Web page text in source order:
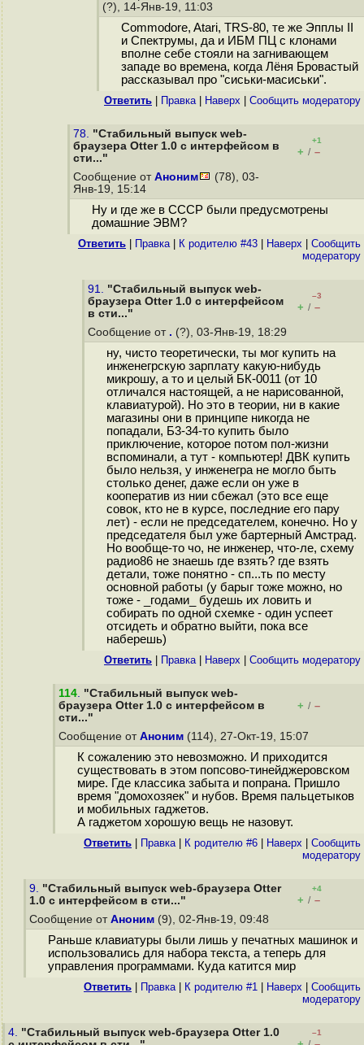
(?), 14-Янв-19, 11:03
Commodore, Atari, TRS-80, те же Эпплы II
и Спектрумы, да и ИБМ ПЦ с клонами
вполне себе стояли на загнивающем
западе во времена, когда Лёня Бровастый
рассказывал про "сиськи-масиськи".
Ответить Правка| Наверх Cообщить модератору
78. "Стабильный выпуск web-
браузера Otter 1.0 с интерфейсом в
сти..."
+1
+ / –
Сообщение от Аноним
(78), 03-
Янв-19, 15:14
Ну и где же в СССР были предусмотрены
домашние ЭВМ?
Ответить Правка| К родителю #43 Наверх
Cообщить
модератору
91. "Стабильный выпуск web-
браузера Otter 1.0 с интерфейсом
в сти..."
–3
+ / –
Сообщение от . (?), 03-Янв-19, 18:29
ну, чисто теоретически, ты мог купить на
инженегрскую зарплату какую-нибудь
микрошу, а то и целый БК-0011 (от 10
отличался настоящей, а не нарисованной,
клавиатурой). Но это в теории, ни в какие
магазины они в принципе никогда не
попадали, Б3-34-то купить было
приключение, которое потом пол-жизни
вспоминали, а тут - компьютер! ДВК купить
было нельзя, у инженегра не могло быть
столько денег, даже если он уже в
кооператив из нии сбежал (это все еще
совок, кто не в курсе, последние его пару
лет) - если не председателем, конечно. Но у
председателя был уже бартерный Амстрад.
Но вообще-то чо, не инженер, что-ле, схему
радио86 не знаешь где взять? где взять
детали, тоже понятно - сп...ть по месту
основной работы (у барыг тоже можно, но
тоже - _годами_ будешь их ловить и
собирать по одной схемке - один успеет
отсидеть и обратно выйти, пока все
наберешь)
Ответить Правка| Наверх Cообщить модератору
114. "Стабильный выпуск web-
браузера Otter 1.0 с интерфейсом в
сти..."
+ / –
Сообщение от Аноним (114), 27-Окт-19, 15:07
К сожалению это невозможно. И приходится
существовать в этом попсово-тинейджеровском
мире. Где классика забыта и попрана. Пришло
время "домохозяек" и нубов. Время пальцетыков
и мобильных гаджетов.
А гаджетом хорошую вещь не назовут.
Ответить Правка| К родителю #6 Наверх
Cообщить
модератору
9. "Стабильный выпуск web-браузера Otter
1.0 с интерфейсом в сти..."
+4
+ / –
Сообщение от Аноним (9), 02-Янв-19, 09:48
Раньше клавиатуры были лишь у печатных машинок и
использовались для набора текста, а теперь для
управления программами. Куда катится мир
Ответить Правка| К родителю #1 Наверх
Cообщить
модератору
4. "Стабильный выпуск web-браузера Otter 1.0
–1